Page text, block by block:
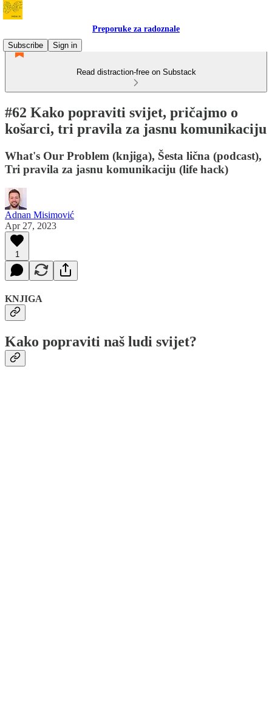
Preporuke za radoznale
Subscribe
Sign in
Read distraction-free on Substack
#62 Kako popraviti svijet, pričajmo o
košarci, tri pravila za jasnu komunikaciju
What's Our Problem (knjiga), Šesta lična (podcast),
Tri pravila za jasnu komunikaciju (life hack)
Adnan Misimović
Apr 27, 2023
1
KNJIGA
Kako popraviti naš ludi svijet?